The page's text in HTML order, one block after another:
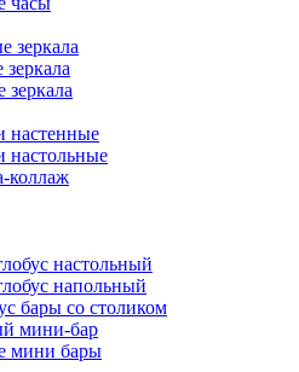
зеркала
настенные
настольные
коллаж
настольный
напольный
бары со столиком
мини-бар
мини бары